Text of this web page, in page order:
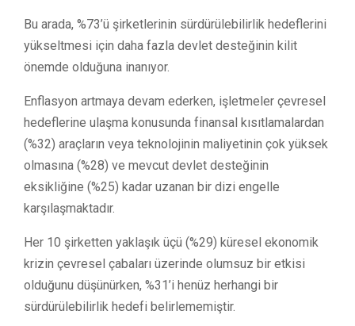
Bu arada, %73’ü şirketlerinin sürdürülebilirlik hedeflerini
yükseltmesi için daha fazla devlet desteğinin kilit
önemde olduğuna inanıyor.
Enflasyon artmaya devam ederken, işletmeler çevresel
hedeflerine ulaşma konusunda finansal kısıtlamalardan
(%32) araçların veya teknolojinin maliyetinin çok yüksek
olmasına (%28) ve mevcut devlet desteğinin
eksikliğine (%25) kadar uzanan bir dizi engelle
karşılaşmaktadır.
Her 10 şirketten yaklaşık üçü (%29) küresel ekonomik
krizin çevresel çabaları üzerinde olumsuz bir etkisi
olduğunu düşünürken, %31’i henüz herhangi bir
sürdürülebilirlik hedefi belirlememiştir.